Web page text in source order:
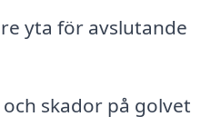
yta för avslutande
skador på golvet